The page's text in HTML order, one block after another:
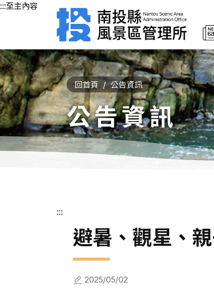
:::至主內容
回首頁 公告資訊
公告資訊
:::
避暑、觀星、
2025/05/02